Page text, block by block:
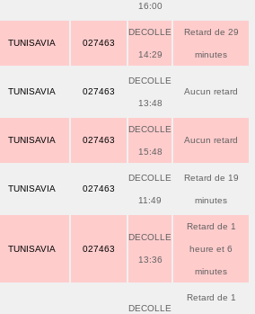
16:00
TUNISAVIA 027463
DECOLLE
14:29
Retard de 29
minutes
TUNISAVIA 027463
DECOLLE
13:48
Aucun retard
TUNISAVIA 027463
DECOLLE
15:48
Aucun retard
TUNISAVIA 027463
DECOLLE
11:49
Retard de 19
minutes
TUNISAVIA 027463
DECOLLE
13:36
Retard de 1
heure et 6
minutes
DECOLLE
Retard de 1